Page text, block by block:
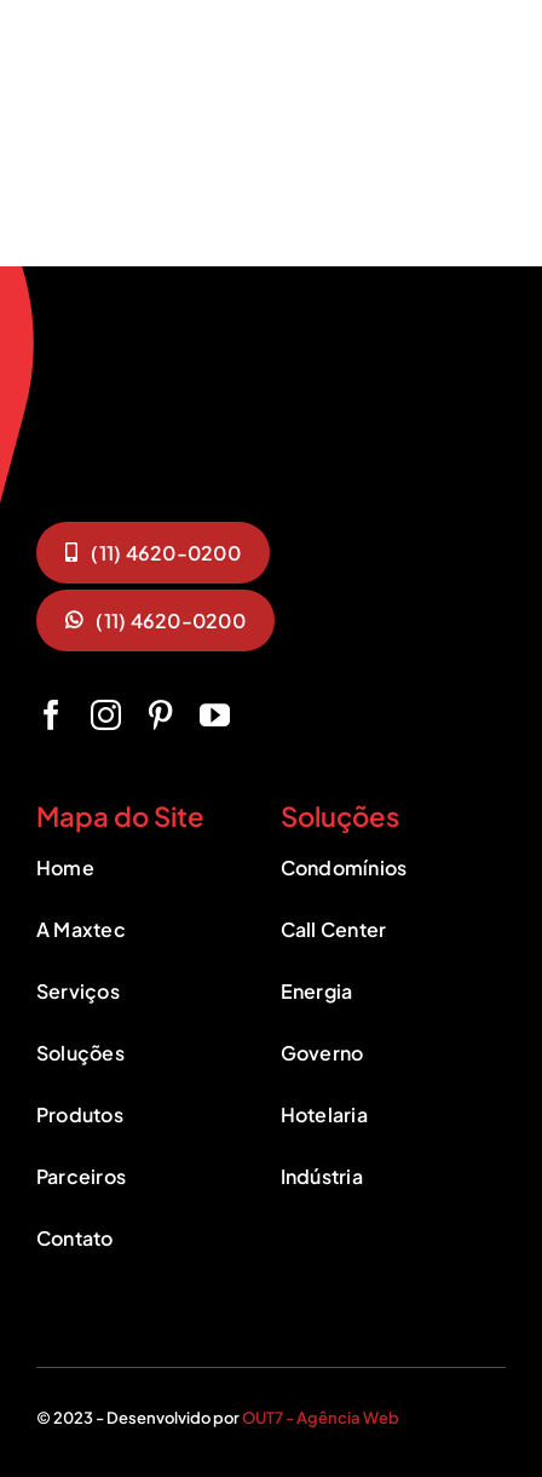
(11) 4620-0200
(11) 4620-0200
Mapa do Site
Home
A Maxtec
Serviços
Soluções
Produtos
Parceiros
Contato
Soluções
Condomínios
Call Center
Energia
Governo
Hotelaria
Indústria
© 2023 - Desenvolvido porOUT7 - Agência Web